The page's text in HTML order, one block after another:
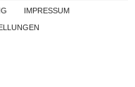
contentIMPRESSUM